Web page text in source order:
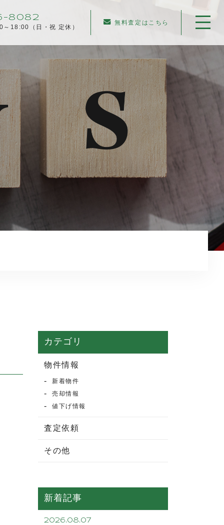
8082
18:00（日・祝 定休）
無料査定はこちら
当社について
不動産売却について
仲介売却
業者買取
不動産相続
プライバシーポリシー
カテゴリ
物件情報
新着物件
売却情報
値下げ情報
査定依頼
その他
新着記事
2026.08.07